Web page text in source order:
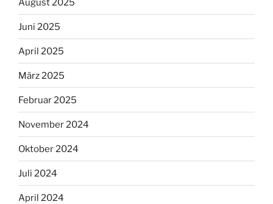
August 2025
Juni 2025
April 2025
März 2025
Februar 2025
November 2024
Oktober 2024
Juli 2024
April 2024